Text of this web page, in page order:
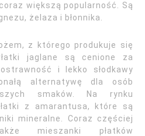
większą popularność. Są
żelaza i błonnika.
z którego produkuje się
jaglane są cenione za
i lekko słodkawy
alternatywę dla osób
smaków. Na rynku
z amarantusa, które są
mineralne. Coraz częściej
mieszanki płatków